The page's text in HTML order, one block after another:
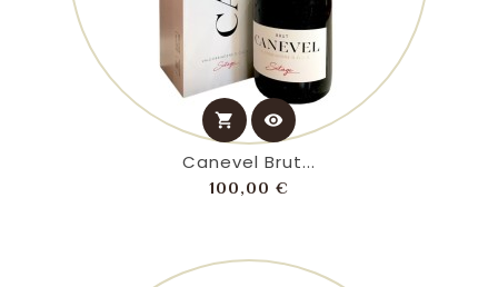
shopping_cart visibility
Canevel Brut...
100,00 €